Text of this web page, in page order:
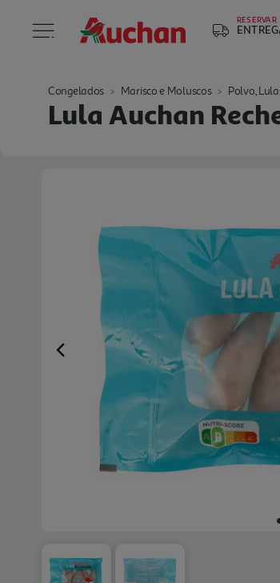
RESERVAR
Congelados Marisco e Moluscos Polvo,
Lula Auchan
Previous